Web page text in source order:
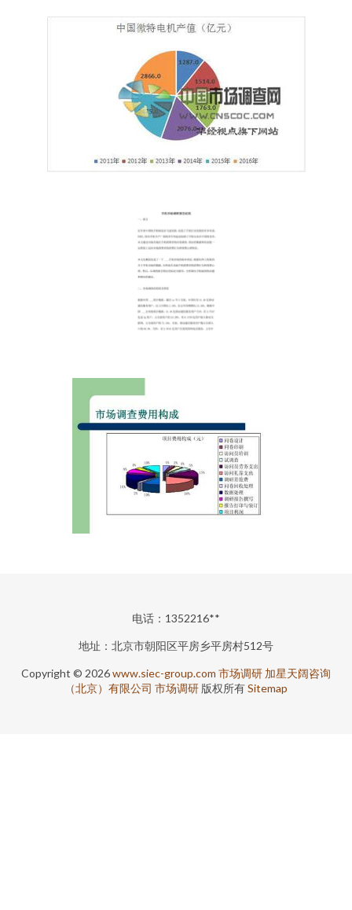
电话：1352216**
地址：北京市朝阳区平房乡平房村512号
Copyright © 2026www.siec-group.com 市场调研 加星天阔咨询
（北京）有限公司 市场调研 版权所有Sitemap